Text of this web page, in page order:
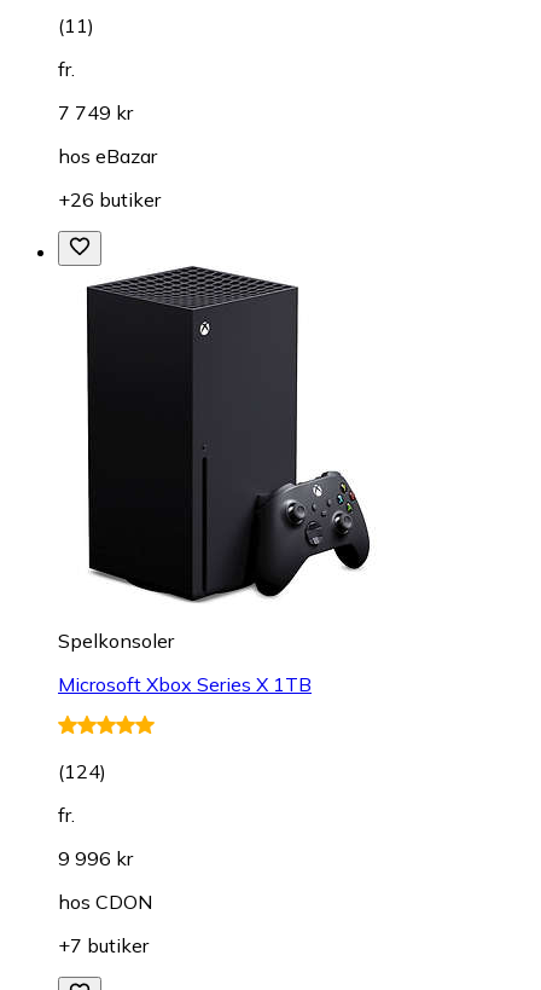
(11)
fr.
7 749 kr
hos eBazar
+26 butiker
Spelkonsoler
Microsoft Xbox Series X 1TB
(124)
fr.
9 996 kr
hos CDON
+7 butiker